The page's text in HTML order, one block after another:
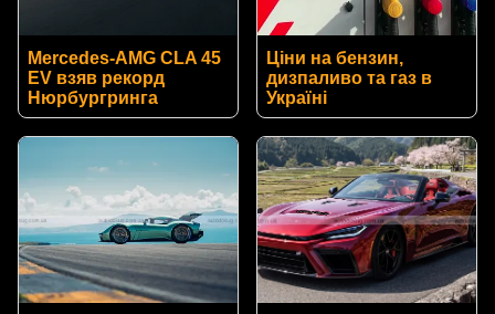
Mercedes-AMG CLA 45
EV взяв рекорд
Нюрбургринга
Ціни на бензин,
дизпаливо та газ в
Україні